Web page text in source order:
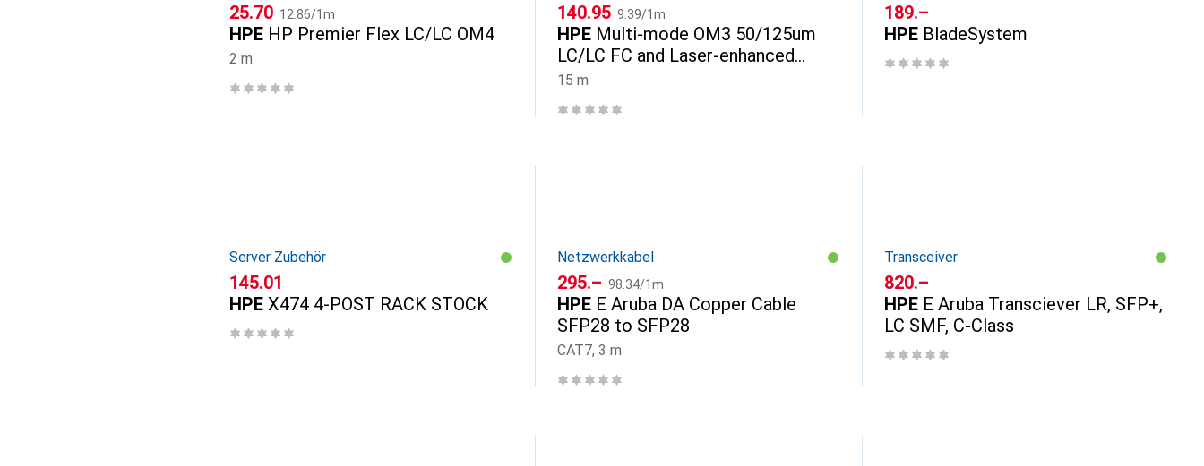
CHF
25.70 CHF
12.86/1m
HPE HP Premier Flex LC/LC OM4
2 m
CHF
140.95 CHF
9.39/1m
HPE Multi-mode OM3 50/125um
LC/LC FC and Laser-enhanced
Cable 1 Pk
15 m
CHF
189.–
HPE BladeSystem
Server Zubehör
CHF
145.01
HPE X474 4-POST RACK STOCK
Netzwerkkabel
CHF
295.– CHF
98.34/1m
HPE E Aruba DA Copper Cable
SFP28 to SFP28
CAT7, 3 m
Transceiver
CHF
820.–
HPE E Aruba Transciever LR, SFP+,
LC SMF, C-Class